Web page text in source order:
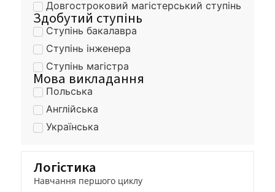
Довгостроковий магістерський ступінь
Здобутий ступінь
Ступінь бакалавра
Ступінь інженера
Ступінь магістра
Мова викладання
Польська
Англійська
Українська
Логістика
Навчання першого циклу